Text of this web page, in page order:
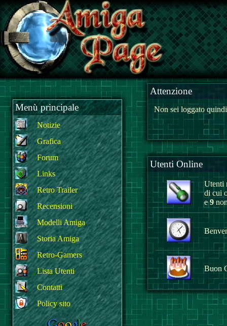
Menù principale
Notizie
Grafica
Forum
Links
Retro Trailer
Recensioni
Modelli Amiga
Storia Amiga
Retro-Gamers
Lista Utenti
Contatti
Policy sito
Attenzione
Non sei loggato
Utenti Online
Utenti
di cui
e9
Buon